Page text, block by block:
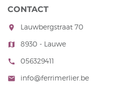
CONTACT
room Lauwbergstraat 70
map 8930 - Lauwe
call 056329411
mail info@ferrimerlier.be